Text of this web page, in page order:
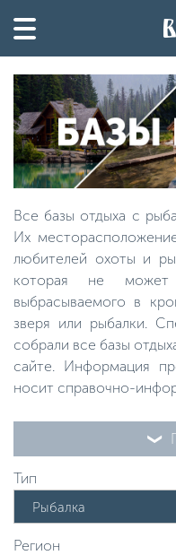
Все базы отдыха с
Их
любителей охоты и
которая не может
выбрасываемого в
зверя или рыбалки.
собрали все базы
сайте. Информация
носит справочно-
Тип
Рыбалка
Регион